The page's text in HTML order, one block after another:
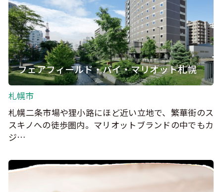
フェアフィールド・バイ・マリオット札幌
札幌市
札幌二条市場や狸小路にほど近い立地で、繁華街のス
スキノへの徒歩圏内。マリオットブランドの中でもカ
ジ…